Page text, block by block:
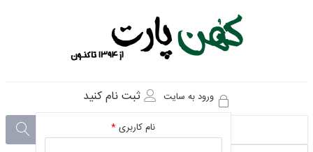
ورود به سایت
نام کاربری*
ثبت نام کنید